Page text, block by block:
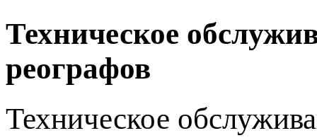
Техническое
реографов
Техническое